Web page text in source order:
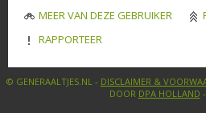
MEER VAN DEZE GEBRUIKER
RAPPORTEER
© GENERAALTJES.NL - DISCLAIMER &
DOOR DPA HOLLAND -